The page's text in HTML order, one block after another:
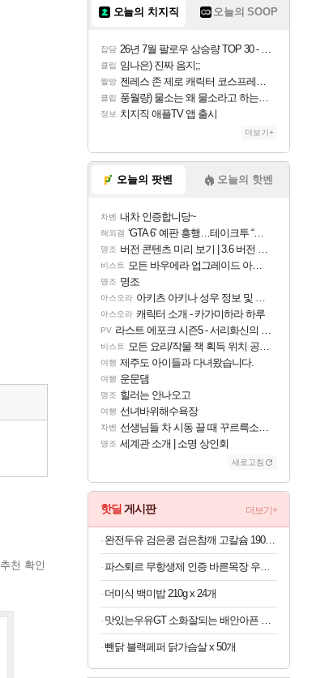
추천 확인
오늘의 치지직 오늘의 SOOP
잡담 26년 7월 팔로우 상승량 TOP 30 - 월간 치지직
클립 임나은) 진짜 음지;;
짤방 젠레스 존 제로 캐릭터 코스프레한 꽁주
클립 풍월량) 물소는 왜 물소라고 하는거야? 아! 그만 ㅋㅋ 알았어 ㅋㅋ
정보 치지직 애플TV 앱 출시
더보기+
오늘의 팟벤 오늘의 핫벤
차벤 내차 인증합니당~
해외겜 ‘GTA 6’ 예판 흥행…테이크투 “내부 예상 크게 넘어”
명조 버전 콘텐츠 미리 보기 | 3.6 버전 「신기루 속 등불 그림자, 속세에 깃든 검의 결심」이 8월 20일에 업데이트됩니다!
비스트 모든 바우에라 업그레이드 아이템 획득 위치 공략 (89개)
명조 명조
아스오라 아키츠 아키나 성우 정보 및 주요 필모
아스오라 캐릭터 소개 - 카가미하라 하루
PV 라스트 에포크 시즌5 - 서리화신의 분노 티저
비스트 모든 요리/작물 책 획득 위치 공략 (36개) - 미식가 도전과제
여행 제주도 아이들과 다녀왔습니다.
여행 운문댐
명조 힐러는 안나오고
여행 선녀바위해수욕장
차벤 선생님들 차 시동 끌 때 꾸르륵소리나는데
명조 세계관 소개 | 소명 상인회
새로고침
핫딜 게시판 더보기+
완전두유 검은콩 검은참깨 고칼슘 190ml x 60개
파스퇴르 무항생제 인증 바른목장 우유 125ml x 24개
더미식 백미밥 210g x 24개
맛있는우유GT 소화잘되는 배안아픈 저지방우유 180ml x 48개
뺀닭 블랙페퍼 닭가슴살 x 50개